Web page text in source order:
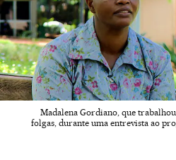
Madalena Gordiano, que
folgas, durante uma entrevista ao